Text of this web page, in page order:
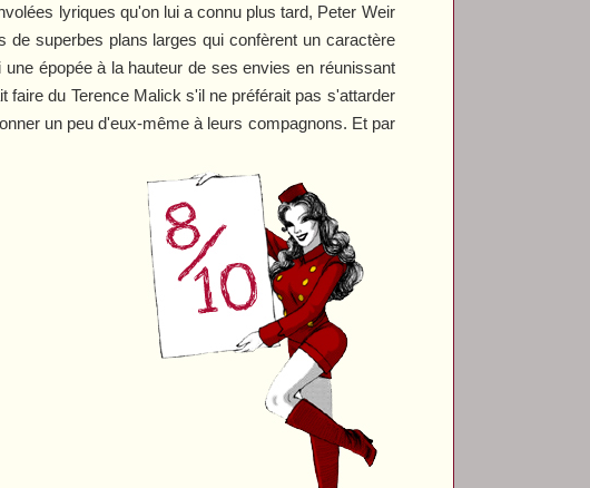
lyriques qu'on lui a connu plus tard, Peter Weir
superbes plans larges qui confèrent un caractère
épopée à la hauteur de ses envies en réunissant
faire du Terence Malick s'il ne préférait pas s'attarder
un peu d'eux-même à leurs compagnons. Et par